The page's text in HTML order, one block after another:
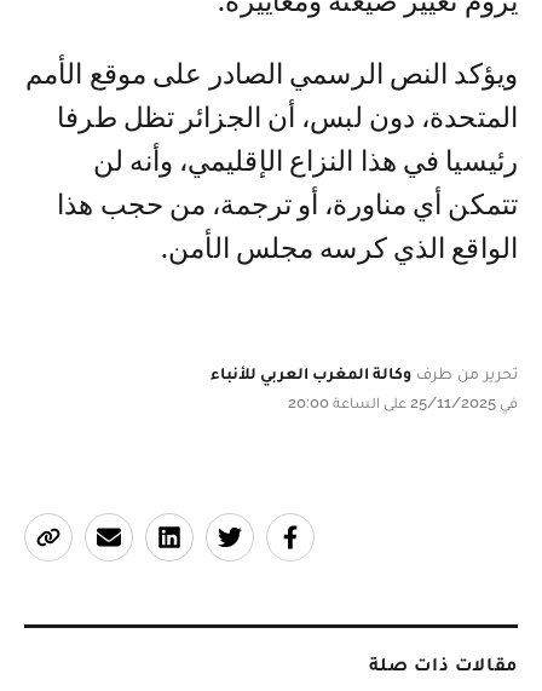
ويؤكد النص الرسمي الصادر على موقع الأمم
المتحدة، دون لبس، أن الجزائر تظل طرفا
رئيسيا في هذا النزاع الإقليمي، وأنه لن
تتمكن أي مناورة، أو ترجمة، من حجب هذا
الواقع الذي كرسه مجلس الأمن.
تحرير من طرف وكالة المغرب العربي للأنباء
في 25/11/2025 على الساعة 20:00
مقالات ذات صلة